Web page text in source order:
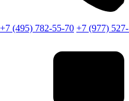
+7 (495) 782-55-70 +7 (977)